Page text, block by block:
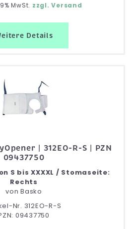
MwSt. zzgl. Versand
Details
| 312EO-R-S | PZN
09437750
S bis XXXXL / Stomaseite:
Rechts
vonBasko
Nr. 312EO-R-S
09437750